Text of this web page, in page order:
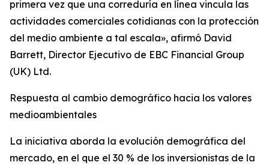
primera vez que una correduría en línea vincula las
actividades comerciales cotidianas con la protección
del medio ambiente a tal escala», afirmó David
Barrett, Director Ejecutivo de EBC Financial Group
(UK) Ltd.
Respuesta al cambio demográfico hacia los valores
medioambientales
La iniciativa aborda la evolución demográfica del
mercado, en el que el 30 % de los inversionistas de la